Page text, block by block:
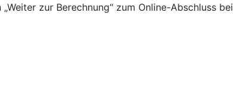
zur Berechnung“ zum Online-Abschluss